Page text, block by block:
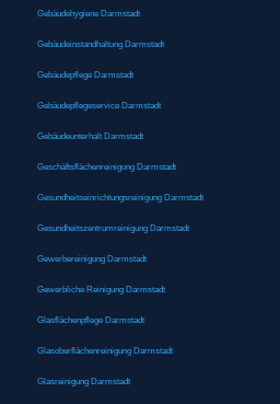
Gebäudehygiene Darmstadt
Gebäudeinstandhaltung Darmstadt
Gebäudepflege Darmstadt
Gebäudepflegeservice Darmstadt
Gebäudeunterhalt Darmstadt
Geschäftsflächenreinigung Darmstadt
Gesundheitseinrichtungsreinigung Darmstadt
Gesundheitszentrumreinigung Darmstadt
Gewerbereinigung Darmstadt
Gewerbliche Reinigung Darmstadt
Glasflächenpflege Darmstadt
Glasoberflächenreinigung Darmstadt
Glasreinigung Darmstadt